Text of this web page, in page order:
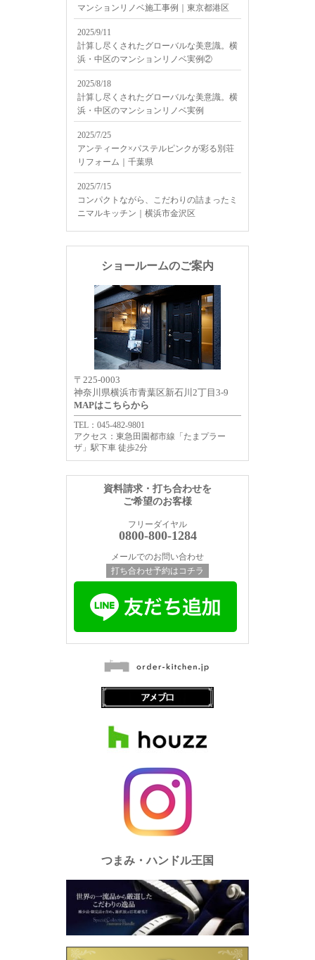
マンションリノベ施工事例｜東京都港区
2025/9/11
計算し尽くされたグローバルな美意識。横
浜・中区のマンションリノベ実例②
2025/8/18
計算し尽くされたグローバルな美意識。横
浜・中区のマンションリノベ実例
2025/7/25
アンティーク×パステルピンクが彩る別荘
リフォーム｜千葉県
2025/7/15
コンパクトながら、こだわりの詰まったミ
ニマルキッチン｜横浜市金沢区
ショールームのご案内
〒225-0003
神奈川県横浜市青葉区新石川2丁目3-9
MAPはこちらから
TEL：045-482-9801
アクセス：東急田園都市線「たまプラー
ザ」駅下車 徒歩2分
資料請求・打ち合わせを
ご希望のお客様
フリーダイヤル
0800-800-1284
メールでのお問い合わせ
打ち合わせ予約はコチラ
つまみ・ハンドル王国